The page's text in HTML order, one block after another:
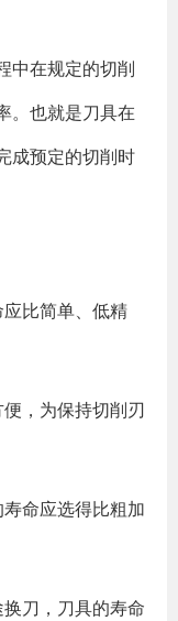
中在规定的切削
。也就是刀具在
成预定的切削时
应比简单、低精
便，为保持切削刃
寿命应选得比粗加
换刀，刀具的寿命